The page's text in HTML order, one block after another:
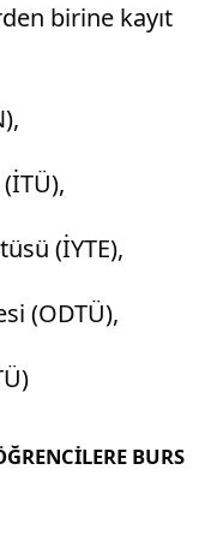
birine kayıt
(İYTE),
(ODTÜ),
BURS